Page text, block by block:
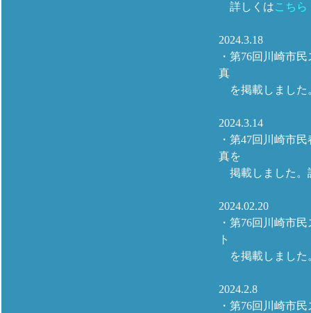
詳しくはこちら
2024.3.18
・第76回川崎市
真
を掲載しました
2024.3.14
・第47回川崎市
真を
掲載しました。
2024.02.20
・第76回川崎市
ト
を掲載しました
2024.2.8
・第76回川崎市